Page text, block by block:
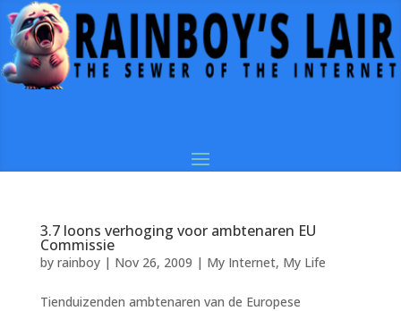
3.7 loons verhoging voor ambtenaren EU
Commissie
by rainboy| Nov 26, 2009 | My Internet, My Life
Tienduizenden ambtenaren van de Europese